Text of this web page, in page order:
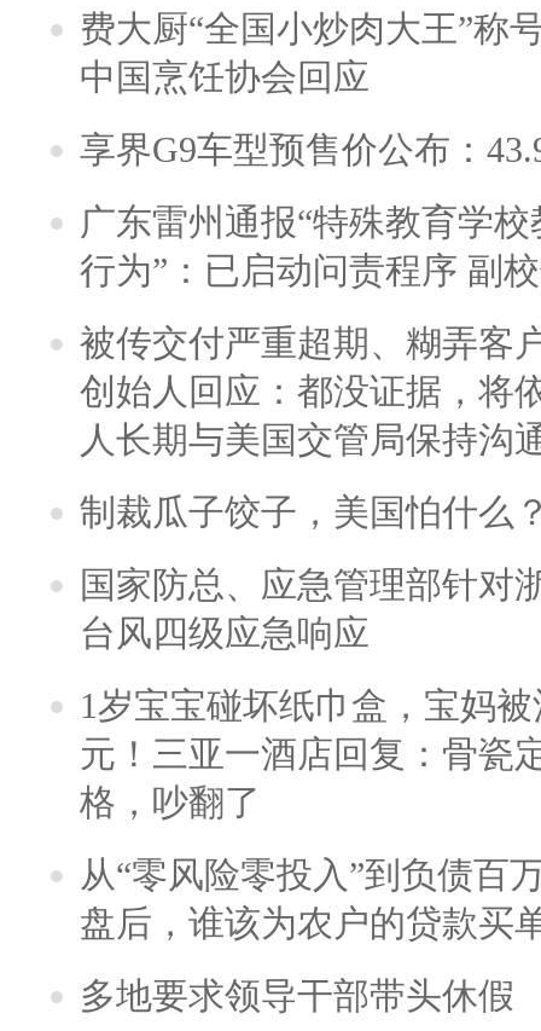
费大厨“全国小炒肉大王”称
中国烹饪协会回应
享界G9车型预售价公布：
广东雷州通报“特殊教育学
行为”：已启动问责程序 副
被传交付严重超期、糊弄客
创始人回应：都没证据，将
人长期与美国交管局保持沟
制裁瓜子饺子，美国怕什么
国家防总、应急管理部针对
台风四级应急响应
1岁宝宝碰坏纸巾盒，宝妈
元！三亚一酒店回复：骨瓷
格，吵翻了
从“零风险零投入”到负债百
盘后，谁该为农户的贷款买
多地要求领导干部带头休假